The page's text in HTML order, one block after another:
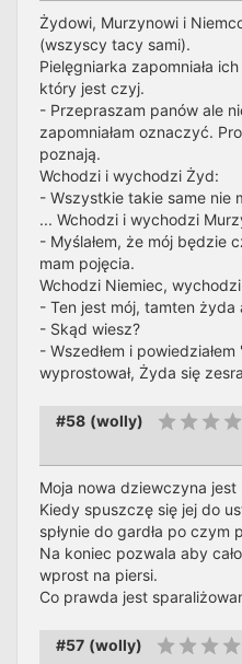
Żydowi, Murzynowi i
(wszyscy tacy sami).
Pielęgniarka zapomniała
który jest czyj.
- Przepraszam panów ale
zapomniałam oznaczyć.
poznają.
Wchodzi i wychodzi Żyd:
- Wszystkie takie same nie
... Wchodzi i wychodzi
- Myślałem, że mój będzie
mam pojęcia.
Wchodzi Niemiec,
- Ten jest mój, tamten żyda
- Skąd wiesz?
- Wszedłem i
wyprostował, Żyda się
#58 (wolly)
Moja nowa dziewczyna
Kiedy spuszczę się jej do
spłynie do gardła po czym
Na koniec pozwala aby
wprost na piersi.
Co prawda jest
#57 (wolly)